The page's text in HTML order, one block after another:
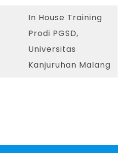
In House Training
Prodi PGSD,
Universitas
Kanjuruhan Malang